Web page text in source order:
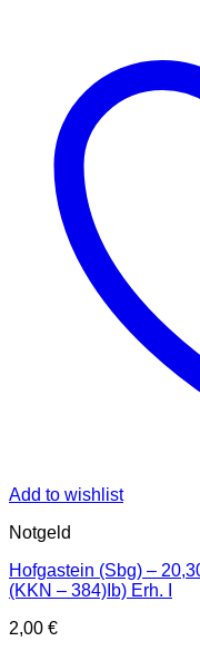
Add to wishlist
Notgeld
Hofgastein (Sbg) –
(KKN – 384)Ib) Erh. I
2,00 €